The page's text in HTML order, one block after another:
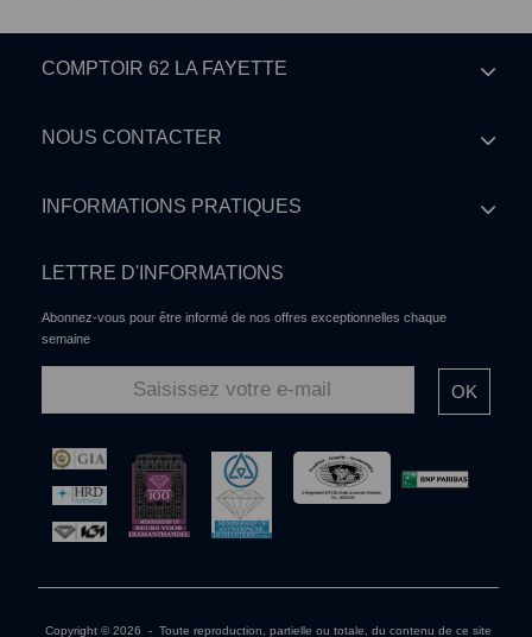
COMPTOIR 62 LA FAYETTE
NOUS CONTACTER
INFORMATIONS PRATIQUES
LETTRE D'INFORMATIONS
Abonnez-vous pour être informé de nos offres exceptionnelles chaque
semaine
OK
Copyright © 2026 - Toute reproduction, partielle ou totale, du contenu de ce site